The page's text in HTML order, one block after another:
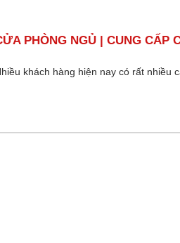
PHÒNG NGỦ | CUNG CẤP
khách hàng hiện nay có rất nhiều